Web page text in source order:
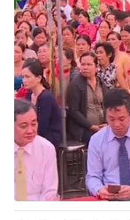
VTV Money
VTV Sức khoẻ
Thị trường 24h
VTV4